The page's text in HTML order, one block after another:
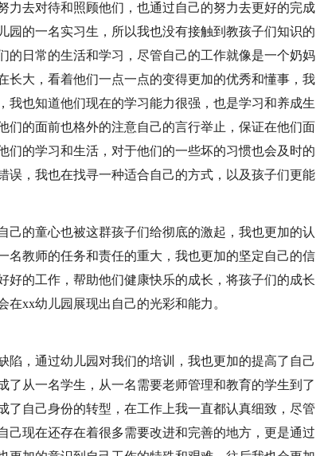
力去对待和照顾他们，也通过自己的努力去更好的完成
园的一名实习生，所以我也没有接触到教孩子们知识的
的日常的生活和学习，尽管自己的工作就像是一个奶妈
长大，看着他们一点一点的变得更加的优秀和懂事，我
我也知道他们现在的学习能力很强，也是学习和养成生
们的面前也格外的注意自己的言行举止，保证在他们面
们的学习和生活，对于他们的一些坏的习惯也会及时的
误，我也在找寻一种适合自己的方式，以及孩子们更能
己的童心也被这群孩子们给彻底的激起，我也更加的认
名教师的任务和责任的重大，我也更加的坚定自己的信
好的工作，帮助他们健康快乐的成长，将孩子们的成长
xx幼儿园展现出自己的光彩和能力。
陷，通过幼儿园对我们的培训，我也更加的提高了自己
了从一名学生，从一名需要老师管理和教育的学生到了
了自己身份的转型，在工作上我一直都认真细致，尽管
己现在还存在着很多需要改进和完善的地方，更是通过